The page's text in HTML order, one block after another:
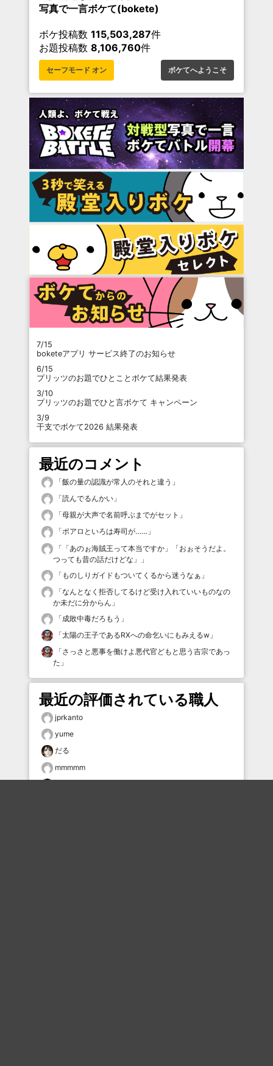
写真で一言ボケて(bokete)
ボケ投稿数 115,503,287件
お題投稿数 8,106,760件
セーフモード オン ボケてへようこそ
7/15
boketeアプリ サービス終了のお知らせ
6/15
プリッツのお題でひとことボケて結果発表
3/10
プリッツのお題でひと言ボケて キャンペーン
3/9
干支でボケて2026 結果発表
最近のコメント
「飯の量の認識が常人のそれと違う 」
「読んでるんかい 」
「母親が大声で名前呼ぶまでがセット 」
「ポアロといろは寿司が…… 」
「 「あのぉ海賊王って本当ですか」「おぉそうだよ。
つっても昔の話だけどな」
」
「 ものしりガイドもついてくるから迷うなぁ 」
「なんとなく拒否してるけど受け入れていいものなの
か未だに分からん 」
「成敗中毒だろもう 」
「太陽の王子であるRXへの命乞いにもみえるw 」
「さっさと悪事を働けよ悪代官どもと思う吉宗であっ
た 」
最近の評価されている職人
jprkanto
yume
だる
mmmmm